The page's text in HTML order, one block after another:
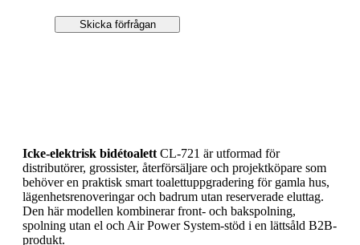
Skicka förfrågan
Icke-elektrisk bidétoalett CL-721 är utformad för
distributörer, grossister, återförsäljare och projektköpare som
behöver en praktisk smart toalettuppgradering för gamla hus,
lägenhetsrenoveringar och badrum utan reserverade eluttag.
Den här modellen kombinerar front- och bakspolning,
spolning utan el och Air Power System-stöd i en lättsåld B2B-
produkt.